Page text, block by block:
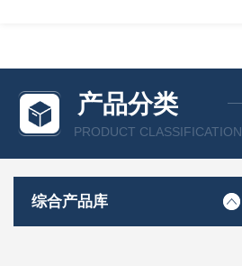
产品分类
PRODUCT CLASSIFICATION
综合产品库